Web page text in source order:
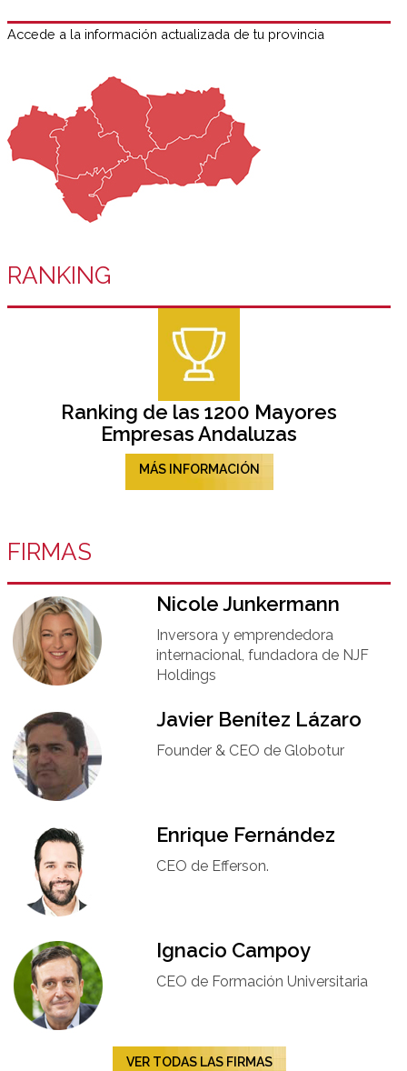
Accede a la información actualizada de tu provincia
RANKING
Ranking de las 1200 Mayores
Empresas Andaluzas
MÁS INFORMACIÓN
FIRMAS
Nicole Junkermann​
Inversora y emprendedora
internacional, fundadora de NJF
Holdings
Javier Benítez Lázaro
Founder & CEO de Globotur​
Enrique Fernández
CEO de Efferson.
Ignacio Campoy​
CEO de Formación Universitaria​
VER TODAS LAS FIRMAS